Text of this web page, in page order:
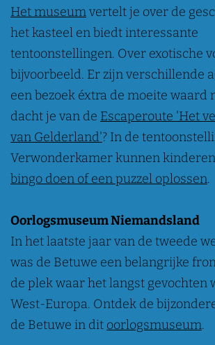
Het museumvertelt je over de
het kasteel en biedt interessante
tentoonstellingen. Over exotische
bijvoorbeeld. Er zijn verschillende
een bezoek éxtra de moeite waard
dacht je van de Escaperoute 'Het
van Gelderland'? In de
Verwonderkamer kunnen
bingo doen of een puzzel oplossen.
Oorlogsmuseum Niemandsland
In het laatste jaar van de tweede
was de Betuwe een belangrijke
de plek waar het langst gevochten
West-Europa. Ontdek de
de Betuwe in dit oorlogsmuseum.